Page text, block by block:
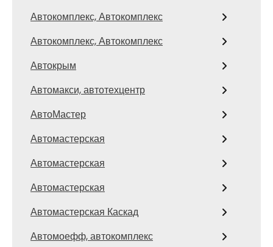
Автокомплекс, Автокомплекс
Автокомплекс, Автокомплекс
Автокрым
Автомакси, автотехцентр
АвтоМастер
Автомастерская
Автомастерская
Автомастерская
Автомастерская Каскад
Автомоефф, автокомплекс